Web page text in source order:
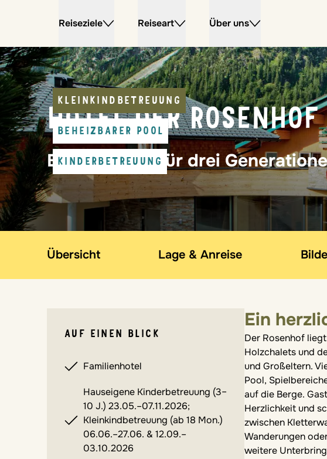
Reiseziele Reiseart Über uns
KLEINKINDBETREUUNG
BEHEIZBARER POOL
KINDERBETREUUNG
HOTEL DER ROSENHOF
Bergsommer für drei
Übersicht Lage & Anreise
AUF EINEN BLICK
Familienhotel
Hauseigene Kinderbetreuung (3–
10 J.) 23.05.–07.11.2026;
Kleinkindbetreuung (ab 18 Mon.)
06.06.–27.06. & 12.09.–
03.10.2026
Ein
Der Rosenhof
Holzchalets und
und Großeltern.
Pool,
auf die Berge.
Herzlichkeit und
zwischen
Wanderungen
weitere